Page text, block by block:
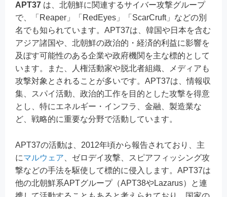
APT37 は、北朝鮮に関連するサイバー攻撃グループ
で、「Reaper」「RedEyes」「ScarCruft」などの別
名でも知られています。APT37は、韓国や日本を含む
アジア諸国や、北朝鮮の政治的・経済的利益に影響を
及ぼす可能性のある企業や政府機関を主な標的として
います。また、人権活動家や脱北者組織、メディアも
攻撃対象とされることが多いです。APT37は、情報収
集、スパイ活動、政治的工作を目的とした攻撃を得意
とし、特にエネルギー・インフラ、金融、製造業な
ど、戦略的に重要な分野で活動しています。
APT37の活動は、2012年頃から報告されており、主
にマルウェア 、ゼロデイ攻撃、スピアフィッシング攻
撃などの手法を駆使して標的に侵入します。APT37は
他の北朝鮮系APTグループ（APT38やLazarus）と連